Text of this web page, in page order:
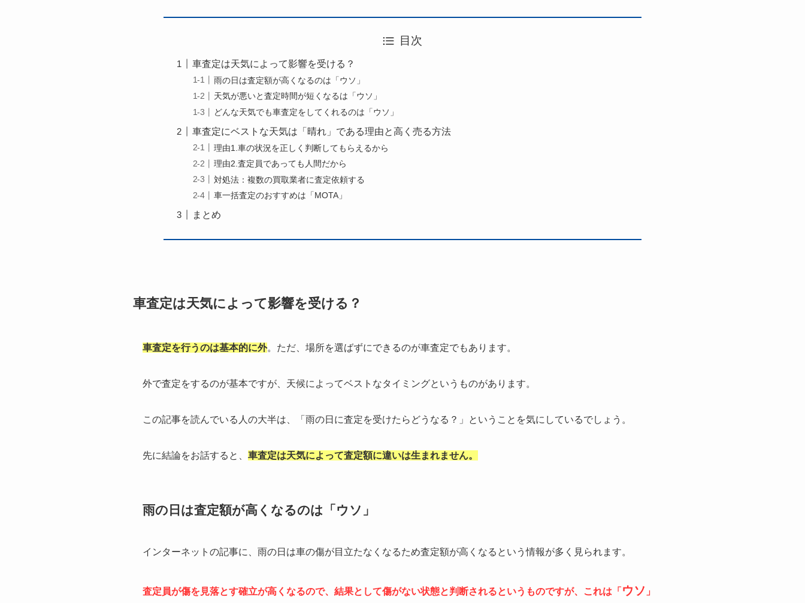
目次
車査定は天気によって影響を受ける？
雨の日は査定額が高くなるのは「ウソ」
天気が悪いと査定時間が短くなるは「ウソ」
どんな天気でも車査定をしてくれるのは「ウソ」
車査定にベストな天気は「晴れ」である理由と高く売る方法
理由1.車の状況を正しく判断してもらえるから
理由2.査定員であっても人間だから
対処法：複数の買取業者に査定依頼する
車一括査定のおすすめは「MOTA」
まとめ
車査定は天気によって影響を受ける？
車査定を行うのは基本的に外。ただ、場所を選ばずにできるのが車査定でもあります。
外で査定をするのが基本ですが、天候によってベストなタイミングというものがあります。
この記事を読んでいる人の大半は、「雨の日に査定を受けたらどうなる？」ということを気にしているでしょう。
先に結論をお話すると、 車査定は天気によって査定額に違いは生まれません。
雨の日は査定額が高くなるのは「ウソ」
インターネットの記事に、雨の日は車の傷が目立たなくなるため査定額が高くなるという情報が多く見られます。
査定員が傷を見落とす確立が高くなるので、結果として傷がない状態と判断されるというものですが、これは「 ウソ 」